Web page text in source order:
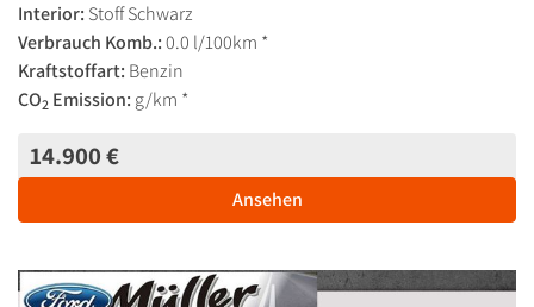
Interior: Stoff Schwarz
Verbrauch Komb.:0.0 l/100km *
Kraftstoffart: Benzin
CO2 Emission: g/km *
14.900 €
Ansehen